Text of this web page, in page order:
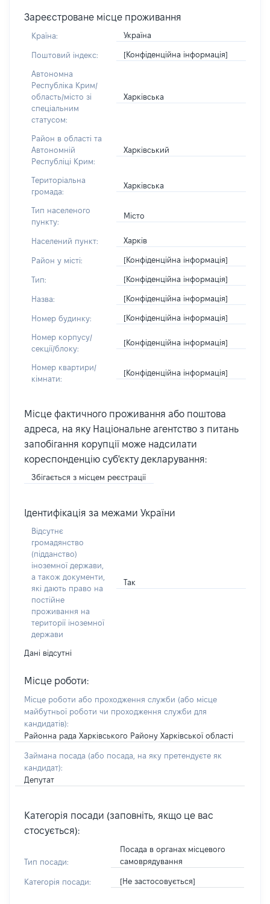
Зареєстроване місце проживання
Країна: Україна
Поштовий індекс: [Конфіденційна інформація]
Автономна
Республіка Крим/
область/місто зі
спеціальним
статусом:
Харківська
Район в області та
Автономній
Республіці Крим:
Харківський
Територіальна
громада:
Харківська
Тип населеного
пункту:
Місто
Населений пункт: Харків
Район у місті: [Конфіденційна інформація]
Тип: [Конфіденційна інформація]
Назва: [Конфіденційна інформація]
Номер будинку: [Конфіденційна інформація]
Номер корпусу/
секції/блоку:
[Конфіденційна інформація]
Номер квартири/
кімнати:
[Конфіденційна інформація]
Місце фактичного проживання або поштова
адреса, на яку Національне агентство з питань
запобігання корупції може надсилати
кореспонденцію суб'єкту декларування:
Збігається з місцем реєстрації
Ідентифікація за межами України
Відсутнє
громадянство
(підданство)
іноземної держави,
а також документи,
які дають право на
постійне
проживання на
території іноземної
держави
Так
Дані відсутні
Місце роботи:
Місце роботи або проходження служби (або місце
майбутньої роботи чи проходження служби для
кандидатів):
Районна рада Харківського Району Харківської області
Займана посада (або посада, на яку претендуєте як
кандидат):
Депутат
Категорія посади (заповніть, якщо це вас
стосується):
Тип посади:
Посада в органах місцевого
самоврядування
Категорія посади: [Не застосовується]